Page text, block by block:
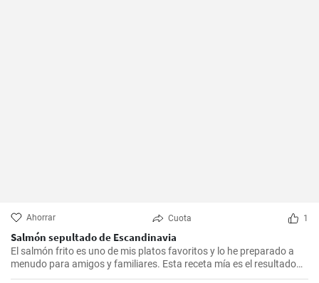
Ahorrar Cuota 1
Salmón sepultado de Escandinavia
El salmón frito es uno de mis platos favoritos y lo he preparado a
menudo para amigos y familiares. Esta receta mía es el resultado
de mucha experimentación y personalización. Lo sorprendente es